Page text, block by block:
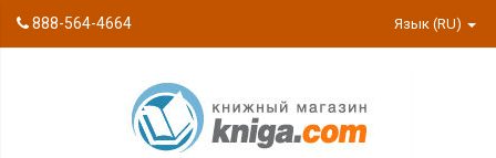
888-564-4664 Язык (RU)